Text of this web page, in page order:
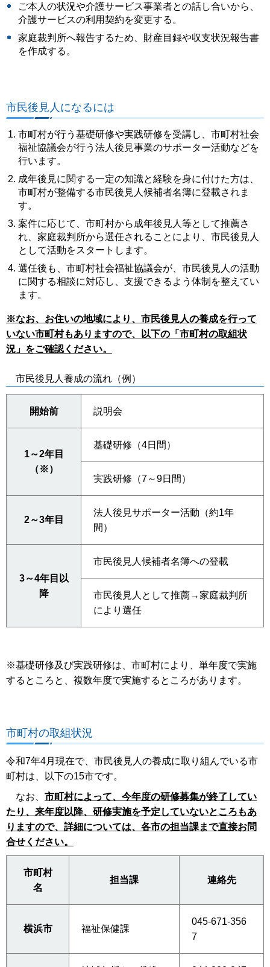
ご本人の状況や介護サービス事業者との話し合いから、
介護サービスの利用契約を変更する。
家庭裁判所へ報告するため、財産目録や収支状況報告書
を作成する。
市民後見人になるには
市町村が行う基礎研修や実践研修を受講し、市町村社会
福祉協議会が行う法人後見事業のサポーター活動などを
行います。
成年後見に関する一定の知識と経験を身に付けた方は、
市町村が整備する市民後見人候補者名簿に登載されま
す。
案件に応じて、市町村から成年後見人等として推薦さ
れ、家庭裁判所から選任されることにより、市民後見人
として活動をスタートします。
選任後も、市町村社会福祉協議会が、市民後見人の活動
に関する相談に対応し、支援できるよう体制を整えてい
ます。
※なお、お住いの地域により、市民後見人の養成を行って
いない市町村もありますので、以下の「市町村の取組状
況」をご確認ください。
市民後見人養成の流れ（例）
開始前 説明会
1～2年目
（※）
基礎研修（4日間）
実践研修（7～9日間）
2～3年目
法人後見サポーター活動（約1年
間）
3～4年目以
降
市民後見人候補者名簿への登載
市民後見人として推薦→家庭裁判所
により選任
※基礎研修及び実践研修は、市町村により、単年度で実施
するところと、複数年度で実施するところがあります。
市町村の取組状況
令和7年4月現在で、市民後見人の養成に取り組んでいる市
町村は、以下の15市です。
なお、 市町村によって、今年度の研修募集が終了してい
たり、来年度以降、研修実施を予定していないところもあ
りますので、詳細については、各市の担当課まで直接お問
合せください。
市町村
名
担当課 連絡先
横浜市 福祉保健課
045-671-356
7